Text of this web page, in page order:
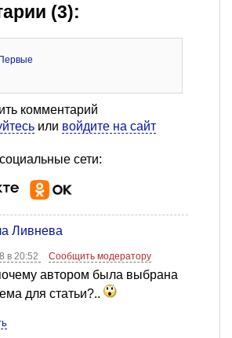
(3):
Первые
комментарий
или войдите на сайт
сети:
Ливнева
в 20:52
Сообщить модератору
автором была выбрана
для статьи?..